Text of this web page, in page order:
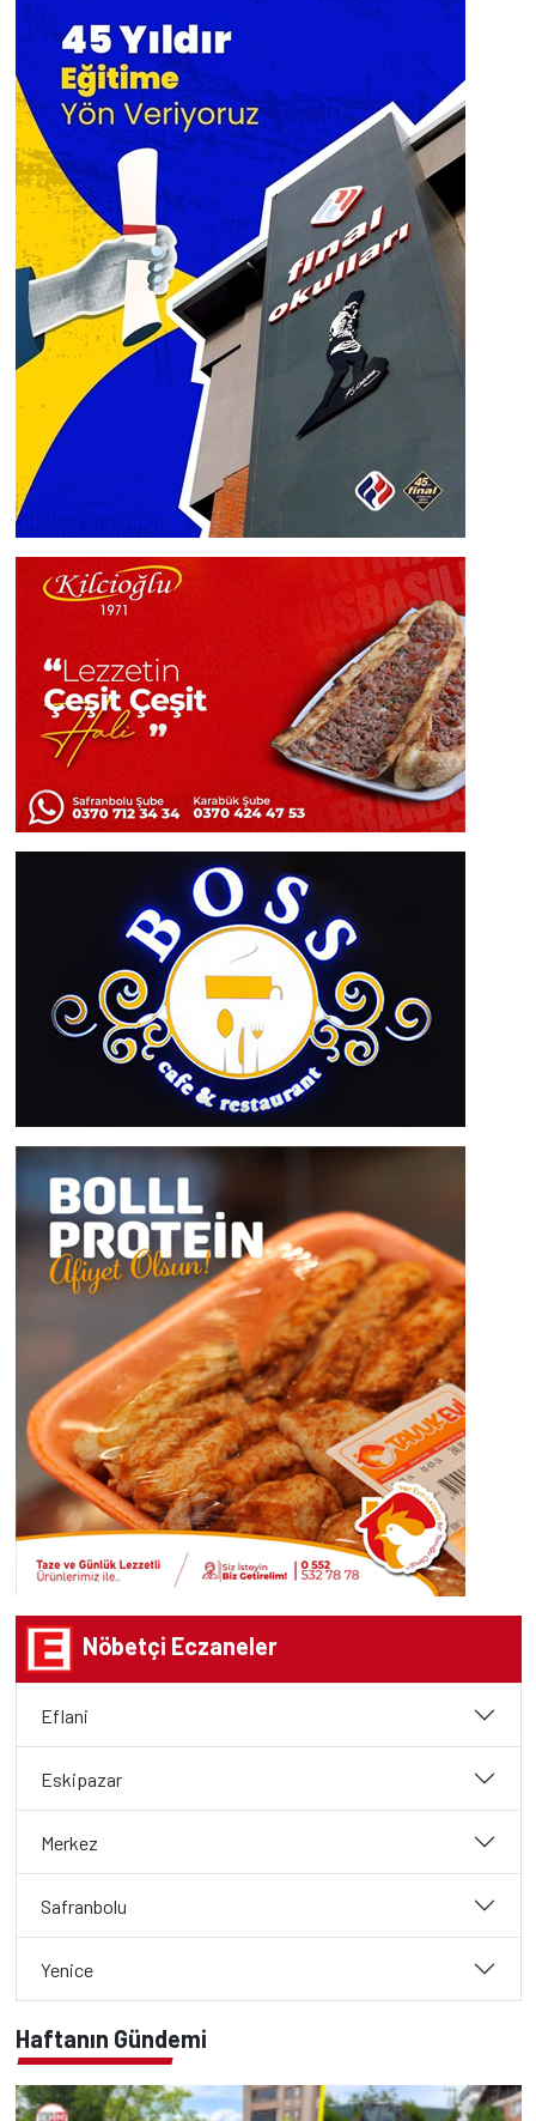
Nöbetçi Eczaneler
Eflani
Eskipazar
Merkez
Safranbolu
Yenice
Haftanın Gündemi